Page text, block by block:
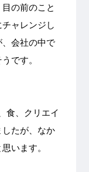
の前のこと
ャレンジし
会社の中で
です。
食、クリエイ
たが、なか
います。